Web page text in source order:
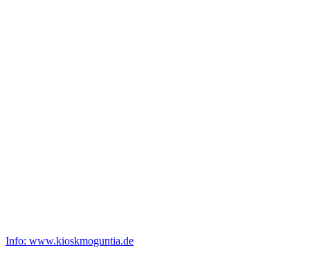
Info: www.kioskmoguntia.de